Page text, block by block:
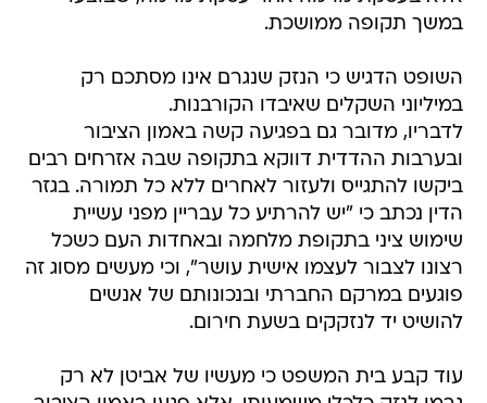
במשך תקופה ממושכת.
השופט הדגיש כי הנזק שנגרם אינו מסתכם רק
במיליוני השקלים שאיבדו הקורבנות.
לדבריו, מדובר גם בפגיעה קשה באמון הציבור
ובערבות ההדדית דווקא בתקופה שבה אזרחים רבים
ביקשו להתגייס ולעזור לאחרים ללא כל תמורה. בגזר
הדין נכתב כי "יש להרתיע כל עבריין מפני עשיית
שימוש ציני בתקופת מלחמה ובאחדות העם כשכל
רצונו לצבור לעצמו אישית עושר", וכי מעשים מסוג זה
פוגעים במרקם החברתי ובנכונותם של אנשים
להושיט יד לנזקקים בשעת חירום.
עוד קבע בית המשפט כי מעשיו של אביטן לא רק